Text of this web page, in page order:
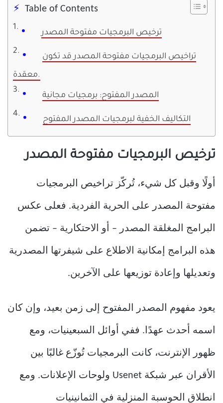
Table of Contents
ترخيص البرمجيات مفتوحة المصدر
تراخيص البرمجيات مفتوحة المصدر قد تكون
معقدة.
المصدر المفتوح: برمجيات مجانية
التكاليف الخفية لبرمجيات المصدر المفتوح
ترخيص البرمجيات مفتوحة المصدر
أولًا وقبل كل شيء، تُركّز تراخيص البرمجيات
مفتوحة المصدر على الحرية الفردية. فعلى عكس
البرامج المغلقة المصدر – أو الاحتكارية – تضمن
هذه البرامج إمكانية الاطلاع على شيفرتها المصدرية
وتعديلها وإعادة توزيعها على الآخرين.
يعود مفهوم المصدر المفتوح إلى زمن بعيد، وإن كان
اسمه أحدث عهدًا. ففي أوائل السبعينيات، ومع
ظهور الإنترنت، كانت البرمجيات تُوزّع غالبًا بين
الأقران عبر شبكة Usenet ولوحات الإعلانات. ومع
انطلاق الحوسبة المنزلية في الثمانينيات